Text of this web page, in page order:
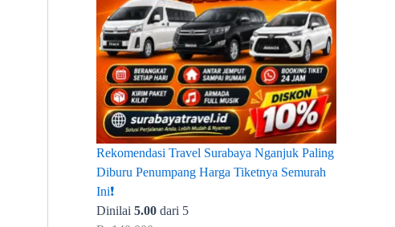
Rekomendasi Travel Surabaya Nganjuk Paling
Diburu Penumpang Harga Tiketnya Semurah
Ini❗
Dinilai 5.00 dari 5